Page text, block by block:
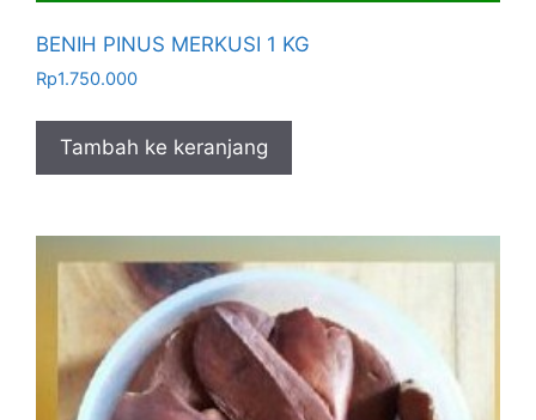
BENIH PINUS MERKUSI 1 KG
Rp1.750.000
Tambah ke keranjang